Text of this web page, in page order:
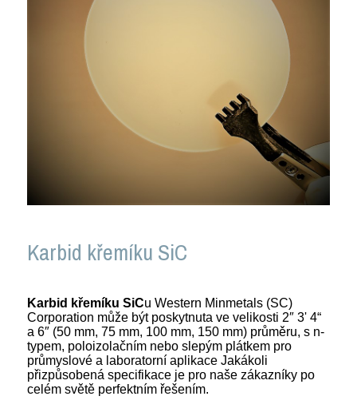
Karbid křemíku SiC
Karbid křemíku SiCu Western Minmetals (SC)
Corporation může být poskytnuta ve velikosti 2″ 3' 4“
a 6″ (50 mm, 75 mm, 100 mm, 150 mm) průměru, s n-
typem, poloizolačním nebo slepým plátkem pro
průmyslové a laboratorní aplikace Jakákoli
přizpůsobená specifikace je pro naše zákazníky po
celém světě perfektním řešením.